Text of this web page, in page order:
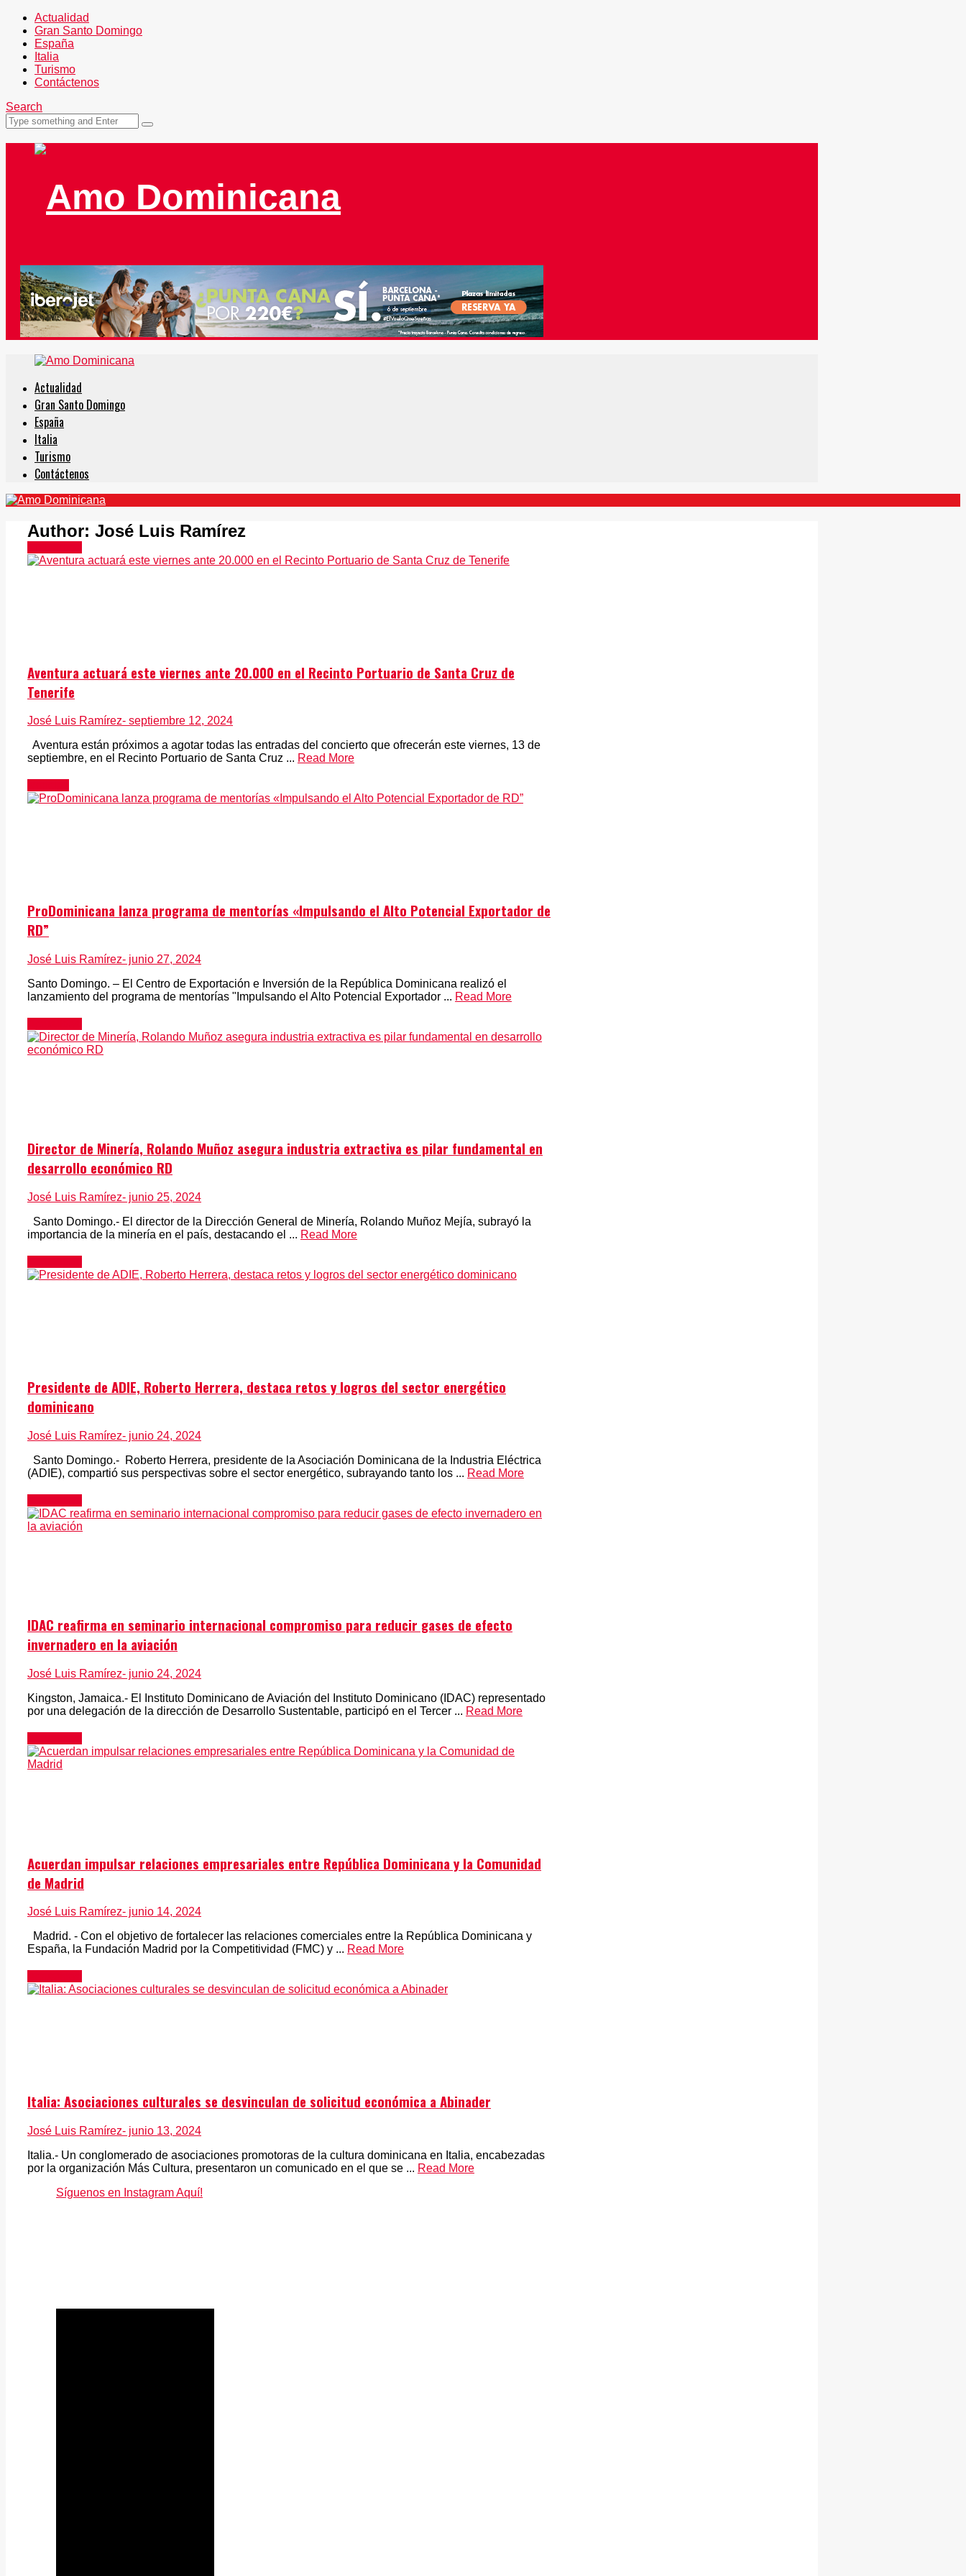
Actualidad
Gran Santo Domingo
España
Italia
Turismo
Contáctenos
Search
Actualidad
Gran Santo Domingo
España
Italia
Turismo
Contáctenos
Author: José Luis Ramírez
Aventura actuará este viernes ante 20.000 en el Recinto Portuario de Santa Cruz de
Tenerife
José Luis Ramírez- septiembre 12, 2024
Aventura están próximos a agotar todas las entradas del concierto que ofrecerán este viernes, 13 de
septiembre, en el Recinto Portuario de Santa Cruz ... Read More
ProDominicana lanza programa de mentorías «Impulsando el Alto Potencial Exportador de
RD”
José Luis Ramírez- junio 27, 2024
Santo Domingo. – El Centro de Exportación e Inversión de la República Dominicana realizó el
lanzamiento del programa de mentorías "Impulsando el Alto Potencial Exportador ... Read More
Director de Minería, Rolando Muñoz asegura industria extractiva es pilar fundamental en
desarrollo económico RD
José Luis Ramírez- junio 25, 2024
Santo Domingo.- El director de la Dirección General de Minería, Rolando Muñoz Mejía, subrayó la
importancia de la minería en el país, destacando el ... Read More
Presidente de ADIE, Roberto Herrera, destaca retos y logros del sector energético
dominicano
José Luis Ramírez- junio 24, 2024
Santo Domingo.- Roberto Herrera, presidente de la Asociación Dominicana de la Industria Eléctrica
(ADIE), compartió sus perspectivas sobre el sector energético, subrayando tanto los ... Read More
IDAC reafirma en seminario internacional compromiso para reducir gases de efecto
invernadero en la aviación
José Luis Ramírez- junio 24, 2024
Kingston, Jamaica.- El Instituto Dominicano de Aviación del Instituto Dominicano (IDAC) representado
por una delegación de la dirección de Desarrollo Sustentable, participó en el Tercer ... Read More
Acuerdan impulsar relaciones empresariales entre República Dominicana y la Comunidad
de Madrid
José Luis Ramírez- junio 14, 2024
Madrid. - Con el objetivo de fortalecer las relaciones comerciales entre la República Dominicana y
España, la Fundación Madrid por la Competitividad (FMC) y ... Read More
Italia: Asociaciones culturales se desvinculan de solicitud económica a Abinader
José Luis Ramírez- junio 13, 2024
Italia.- Un conglomerado de asociaciones promotoras de la cultura dominicana en Italia, encabezadas
por la organización Más Cultura, presentaron un comunicado en el que se ... Read More
Síguenos en Instagram Aquí!